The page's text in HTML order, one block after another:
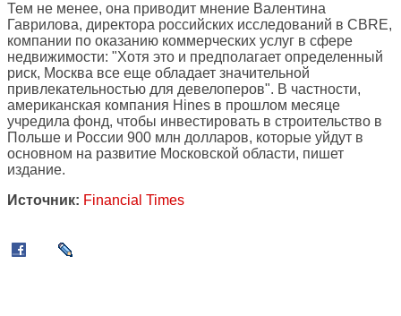
Тем не менее, она приводит мнение Валентина
Гаврилова, директора российских исследований в CBRE,
компании по оказанию коммерческих услуг в сфере
недвижимости: "Хотя это и предполагает определенный
риск, Москва все еще обладает значительной
привлекательностью для девелоперов". В частности,
американская компания Hines в прошлом месяце
учредила фонд, чтобы инвестировать в строительство в
Польше и России 900 млн долларов, которые уйдут в
основном на развитие Московской области, пишет
издание.
Источник: Financial Times